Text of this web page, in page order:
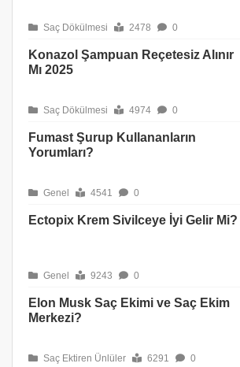
Saç Dökülmesi 2478 0
Konazol Şampuan Reçetesiz Alınır
Mı 2025
Saç Dökülmesi 4974 0
Fumast Şurup Kullananların
Yorumları?
Genel 4541 0
Ectopix Krem Sivilceye İyi Gelir Mi?
Genel 9243 0
Elon Musk Saç Ekimi ve Saç Ekim
Merkezi?
Saç Ektiren Ünlüler 6291 0